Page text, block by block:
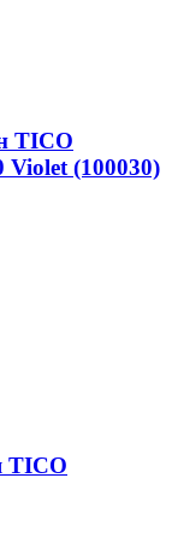
TICO
Violet (100030)
TICO